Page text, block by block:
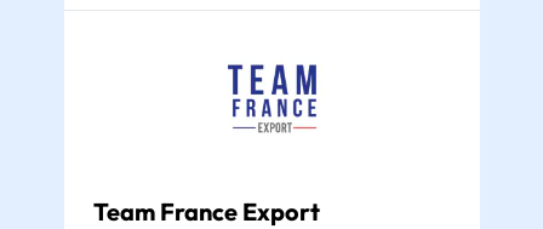
Team France Export